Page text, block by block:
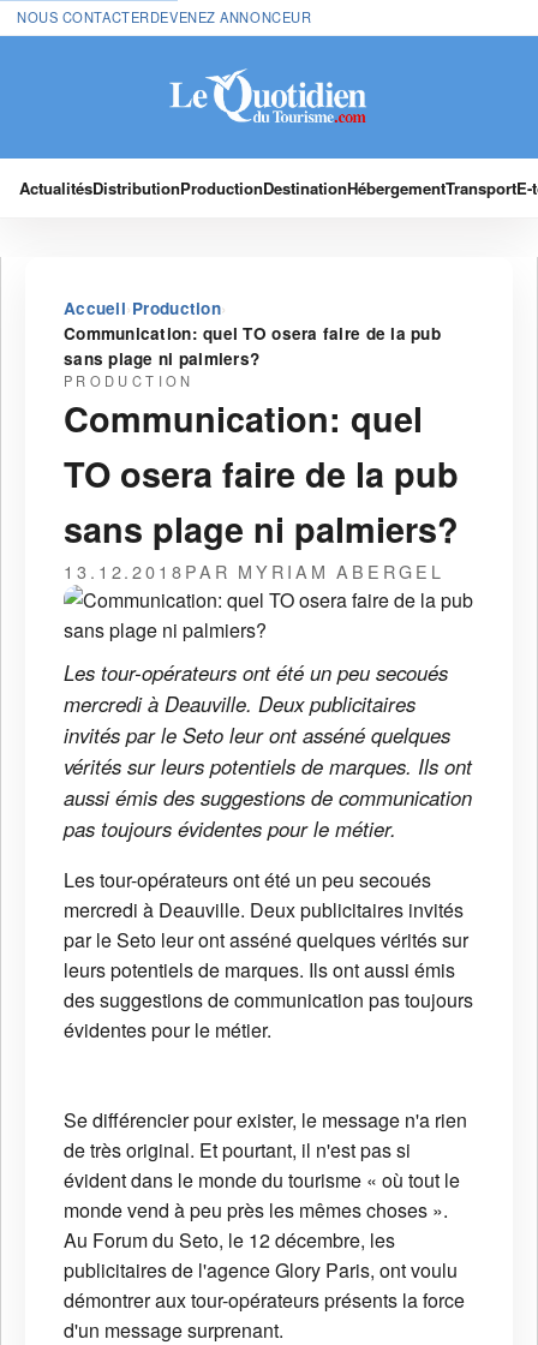
NOUS CONTACTERDEVENEZ ANNONCEUR
ActualitésDistributionProductionDestinationHébergementTransport
Accueil›Production›
Communication: quel TO osera faire de la pub
sans plage ni palmiers?
PRODUCTION
Communication: quel
TO osera faire de la pub
sans plage ni palmiers?
13.12.2018PAR MYRIAM ABERGEL
Les tour-opérateurs ont été un peu secoués
mercredi à Deauville. Deux publicitaires
invités par le Seto leur ont asséné quelques
vérités sur leurs potentiels de marques. Ils ont
aussi émis des suggestions de communication
pas toujours évidentes pour le métier.
Les tour-opérateurs ont été un peu secoués
mercredi à Deauville. Deux publicitaires invités
par le Seto leur ont asséné quelques vérités sur
leurs potentiels de marques. Ils ont aussi émis
des suggestions de communication pas toujours
évidentes pour le métier.
Se différencier pour exister, le message n'a rien
de très original. Et pourtant, il n'est pas si
évident dans le monde du tourisme « où tout le
monde vend à peu près les mêmes choses ».
Au Forum du Seto, le 12 décembre, les
publicitaires de l'agence Glory Paris, ont voulu
démontrer aux tour-opérateurs présents la force
d'un message surprenant.